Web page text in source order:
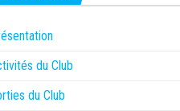
du Club
du Club